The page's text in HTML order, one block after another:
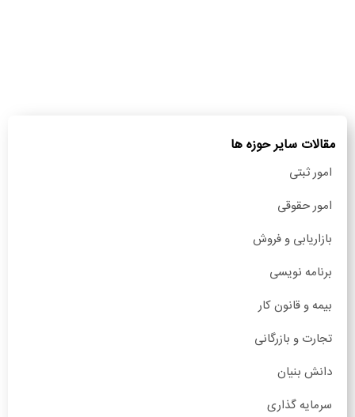
مقالات سایر حوزه ها
امور ثبتی
امور حقوقی
بازاریابی و فروش
برنامه نویسی
بیمه و قانون کار
تجارت و بازرگانی
دانش بنیان
سرمایه گذاری